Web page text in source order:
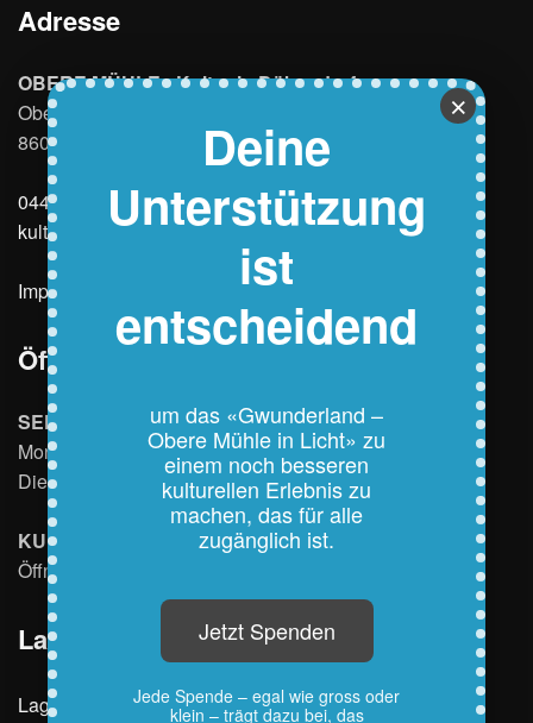
Adresse
OBERE MÜHLE - Kultur in Dübendorf
Oberdorfstrasse 15
8600 Dübendorf
044 820 17 46
kultur@oberemuehle.ch
Impressum Datenschutz
Öffnungszeiten
SEKRETARIAT
Montag ganzer Tag geschlossen
Dienstag bis Freitag 13:30 - 17:00 Uhr
KULTURBAR
Öffnungszeiten siehe
Lageplan
Lageplan Obere Muehle
×
Deine
Unterstützung
ist
entscheidend
um das «Gwunderland –
Obere Mühle in Licht» zu
einem noch besseren
kulturellen Erlebnis zu
machen, das für alle
zugänglich ist.
Jetzt Spenden
Jede Spende – egal wie gross oder
klein – trägt dazu bei, das